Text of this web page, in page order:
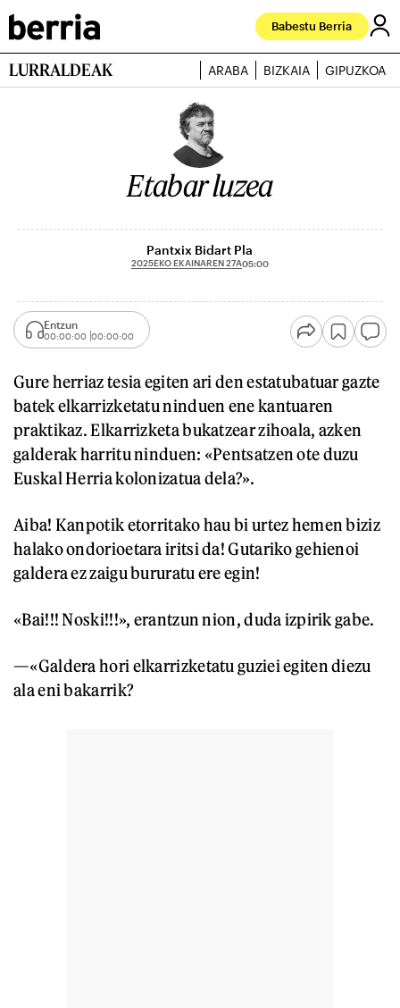
Babestu Berria
LURRALDEAK ARABA BIZKAIA GIPUZKOA
Etabar luzea
Pantxix Bidart Pla
2025EKO EKAINAREN 27A05:00
Entzun
00:00:00 00:00:00
Gure herriaz tesia egiten ari den estatubatuar gazte
batek elkarrizketatu ninduen ene kantuaren
praktikaz. Elkarrizketa bukatzear zihoala, azken
galderak harritu ninduen: «Pentsatzen ote duzu
Euskal Herria kolonizatua dela?».
Aiba! Kanpotik etorritako hau bi urtez hemen biziz
halako ondorioetara iritsi da! Gutariko gehienoi
galdera ez zaigu bururatu ere egin!
«Bai!!! Noski!!!», erantzun nion, duda izpirik gabe.
—«Galdera hori elkarrizketatu guziei egiten diezu
ala eni bakarrik?